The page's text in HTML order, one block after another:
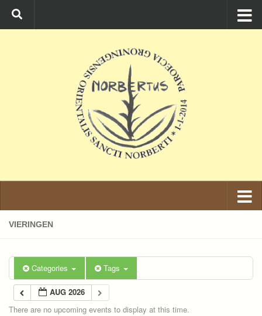
Ga naar de inhoud
VIERINGEN
Categories Tags
AUG 2026
There are no upcoming events to display at this time.